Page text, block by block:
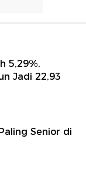
5,29%,
Jadi 22,93
Senior di